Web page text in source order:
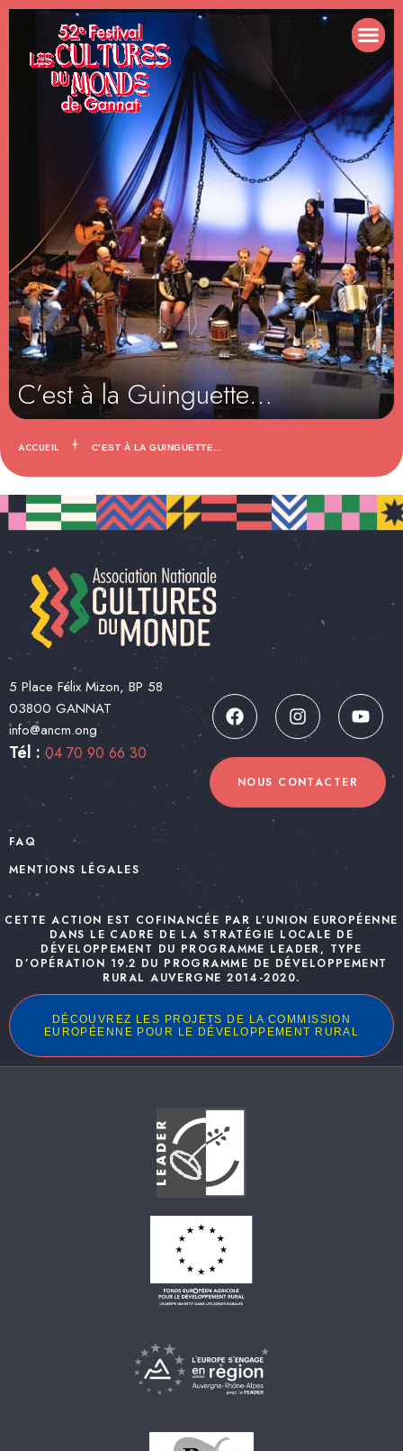
C’est à la Guinguette…
ACCUEIL C’EST À LA GUINGUETTE…
5 Place Félix Mizon, BP 58
03800 GANNAT
info@ancm.ong
Tél :04 70 90 66 30
NOUS CONTACTER
FAQ
MENTIONS LÉGALES
CETTE ACTION EST COFINANCÉE PAR L’UNION EUROPÉENNE
DANS LE CADRE DE LA STRATÉGIE LOCALE DE
DÉVELOPPEMENT DU PROGRAMME LEADER, TYPE
D’OPÉRATION 19.2 DU PROGRAMME DE DÉVELOPPEMENT
RURAL AUVERGNE 2014-2020.
DÉCOUVREZ LES PROJETS DE LA COMMISSION
EUROPÉENNE POUR LE DÉVELOPPEMENT RURAL